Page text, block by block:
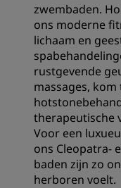
zwembaden.
ons moderne
lichaam en
rustgevende
massages,
therapeutische
Voor een
ons Cleopatra-
baden zijn zo
herboren voelt.